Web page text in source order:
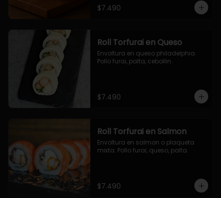
$7.490
Roll Torfurai en Queso
Envoltura en queso philadelphia.
Pollo furai, palta, cebollin.
$7.490
Roll Torfurai en Salmon
Envoltura en salmon o plaqueta
mixta. Pollo furai, queso, palta.
$7.490